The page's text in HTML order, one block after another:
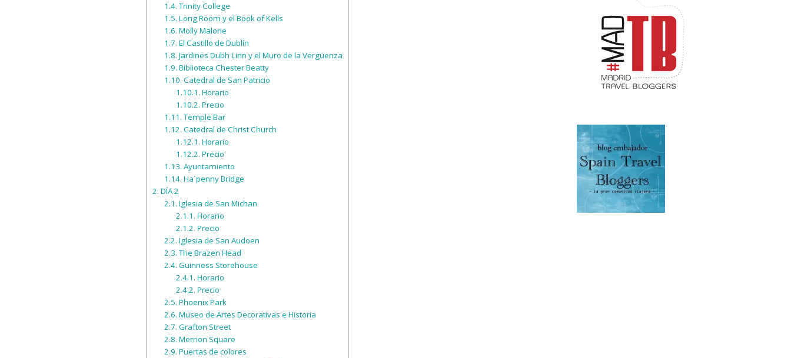
1.4.Trinity College
1.5. Long Room y el Book of Kells
1.6. Molly Malone
1.7. El Castillo de Dublín
1.8. Jardines Dubh Linn y el Muro de la Vergüenza
1.9. Biblioteca Chester Beatty
1.10. Catedral de San Patricio
1.10.1. Horario
1.10.2. Precio
1.11.Temple Bar
1.12. Catedral de Christ Church
1.12.1. Horario
1.12.2. Precio
1.13. Ayuntamiento
1.14. Ha´penny Bridge
2. DÍA 2
2.1. Iglesia de San Michan
2.1.1. Horario
2.1.2. Precio
2.2. Iglesia de San Audoen
2.3.The Brazen Head
2.4. Guinness Storehouse
2.4.1. Horario
2.4.2. Precio
2.5. Phoenix Park
2.6. Museo de Artes Decorativas e Historia
2.7. Grafton Street
2.8. Merrion Square
2.9. Puertas de colores